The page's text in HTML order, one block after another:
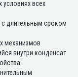
условиях всех
с длительным сроком
механизмов
внутри конденсат